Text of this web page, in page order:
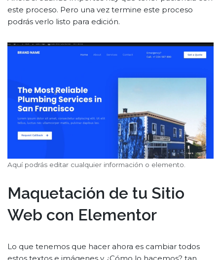
este proceso. Pero una vez termine este proceso
podrás verlo listo para edición.
Aquí podrás editar cualquier información o elemento.
Maquetación de tu Sitio
Web con Elementor
Lo que tenemos que hacer ahora es cambiar todos
estos textos e imágenes y ¿Cómo lo hacemos? tan